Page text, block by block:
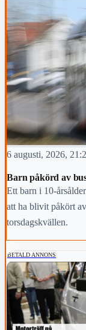
6 augusti, 2026,
Barn påkörd av
Ett barn i 10-
att ha blivit påkört
torsdagskvällen.
BETALD ANNONS